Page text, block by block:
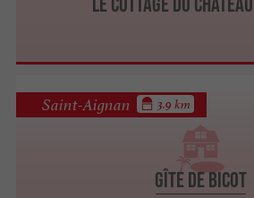
Gîte de Bicot
Saint-Aignan 3.9 km